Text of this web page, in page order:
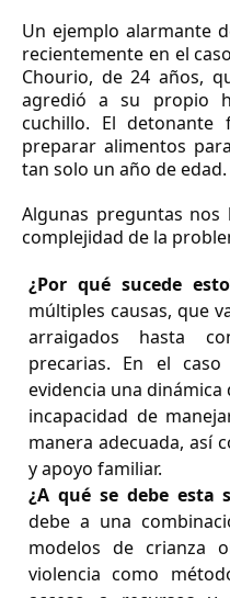
Un ejemplo alarmante
recientemente en el
Chourio, de 24 años,
agredió a su propio
cuchillo. El
preparar alimentos
tan solo un año de edad.
Algunas preguntas
complejidad de la
¿Por qué sucede
múltiples causas, que
arraigados hasta
precarias. En el caso
evidencia una
incapacidad de
manera adecuada, así
y apoyo familiar.
¿A qué se debe esta
debe a una
modelos de crianza
violencia como